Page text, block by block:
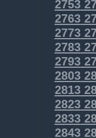
2753
2763
2773
2783
2793
2803
2813
2823
2833
2843